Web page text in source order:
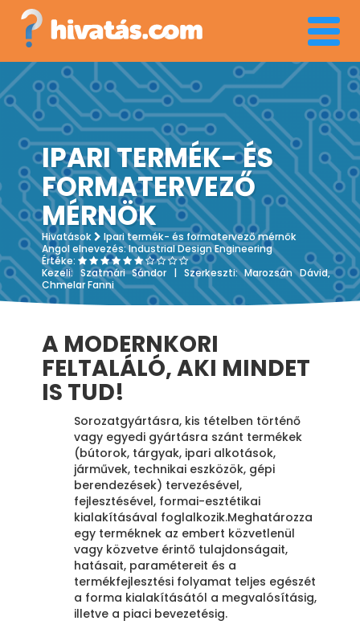
Menü
IPARI TERMÉK- ÉS
FORMATERVEZŐ
MÉRNÖK
Hivatások
Ipari termék- és formatervező mérnök
Angol elnevezés:Industrial Design Engineering
Értéke:
Kezeli: Szatmári Sándor | Szerkeszti: Marozsán Dávid,
Chmelar Fanni
A MODERNKORI
FELTALÁLÓ, AKI MINDET
IS TUD!
Sorozatgyártásra, kis tételben történő
vagy egyedi gyártásra szánt termékek
(bútorok, tárgyak, ipari alkotások,
járművek, technikai eszközök, gépi
berendezések) tervezésével,
fejlesztésével, formai-esztétikai
kialakításával foglalkozik.Meghatározza
egy terméknek az embert közvetlenül
vagy közvetve érintő tulajdonságait,
hatásait, paramétereit és a
termékfejlesztési folyamat teljes egészét
a forma kialakításától a megvalósításig,
illetve a piaci bevezetésig.